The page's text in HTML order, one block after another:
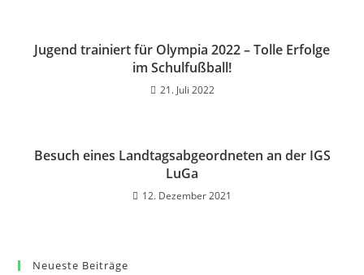
Jugend trainiert für Olympia 2022 – Tolle Erfolge
im Schulfußball!
21. Juli 2022
Besuch eines Landtagsabgeordneten an der IGS
LuGa
12. Dezember 2021
Neueste Beiträge